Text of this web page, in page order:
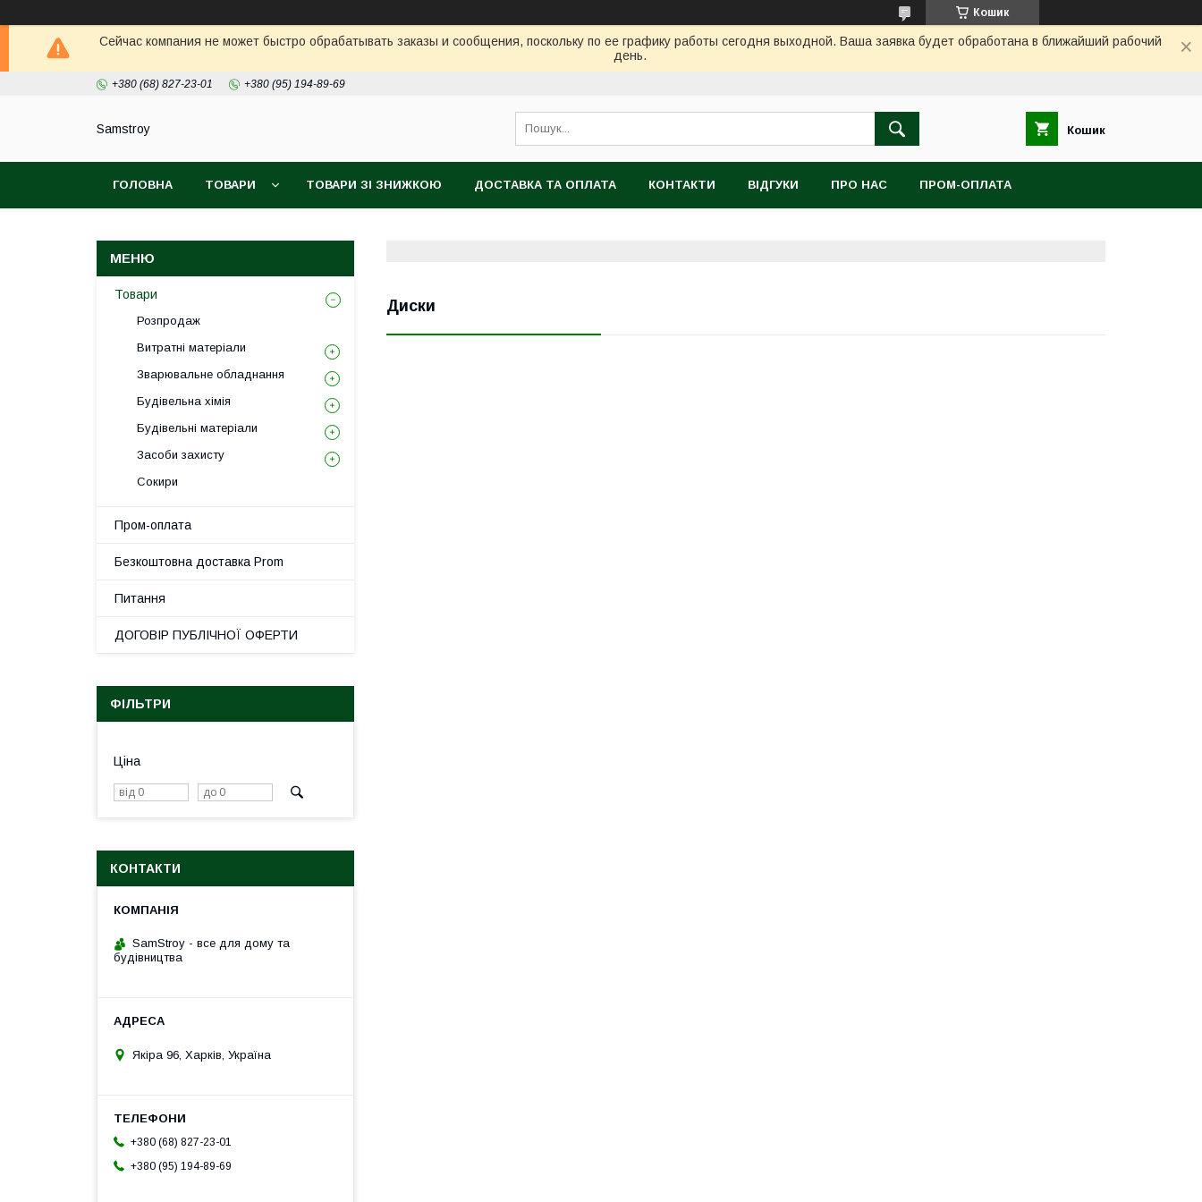
Кошик
Сейчас компания не может быстро обрабатывать заказы и сообщения, поскольку по ее графику работы сегодня выходной. Ваша заявка будет обработана в ближайший рабочий
день.
+380 (68) 827-23-01 +380 (95) 194-89-69
Samstroy Кошик
ГОЛОВНА ТОВАРИ ТОВАРИ ЗІ ЗНИЖКОЮ ДОСТАВКА ТА ОПЛАТА КОНТАКТИ ВІДГУКИ ПРО НАС ПРОМ-ОПЛАТА
Диски
Товари
Розпродаж
Витратні матеріали
Зварювальне обладнання
Будівельна хімія
Будівельні матеріали
Засоби захисту
Сокири
Пром-оплата
Безкоштовна доставка Prom
Питання
ДОГОВІР ПУБЛІЧНОЇ ОФЕРТИ
ФІЛЬТРИ
Ціна
КОНТАКТИ
SamStroy - все для дому та
будівництва
Якіра 96, Харків, Україна
+380 (68) 827-23-01
+380 (95) 194-89-69